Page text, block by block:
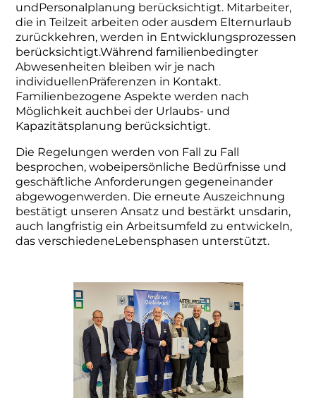
undPersonalplanung berücksichtigt. Mitarbeiter,
die in Teilzeit arbeiten oder ausdem Elternurlaub
zurückkehren, werden in Entwicklungsprozessen
berücksichtigt.Während familienbedingter
Abwesenheiten bleiben wir je nach
individuellenPräferenzen in Kontakt.
Familienbezogene Aspekte werden nach
Möglichkeit auchbei der Urlaubs- und
Kapazitätsplanung berücksichtigt.
Die Regelungen werden von Fall zu Fall
besprochen, wobeipersönliche Bedürfnisse und
geschäftliche Anforderungen gegeneinander
abgewogenwerden. Die erneute Auszeichnung
bestätigt unseren Ansatz und bestärkt unsdarin,
auch langfristig ein Arbeitsumfeld zu entwickeln,
das verschiedeneLebensphasen unterstützt.